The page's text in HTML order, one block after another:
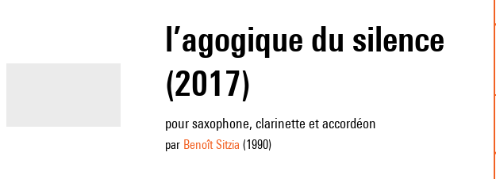
l’agogique du silence
(2017)
pour saxophone, clarinette et accordéon
par Benoît Sitzia (1990)